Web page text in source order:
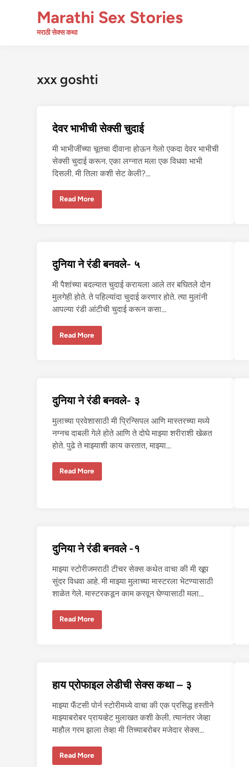
Marathi Sex Stories
मराठी सेक्स कथा
xxx goshti
देवर भाभीची सेक्सी चुदाई
मी भाभीजींच्या चूतचा दीवाना होऊन गेलो एकदा देवर भाभीची
सेक्सी चुदाई करून. एका लग्नात मला एक विधवा भाभी
दिसली. मी तिला कशी सेट केली?…
दे
चु
दा
ई
Read More
दुनिया ने रंडी बनवले- ५
मी पैशांच्या बदल्यात चुदाई करायला आले तर बघितले दोन
मुलगेही होते. ते पहिल्यांदा चुदाई करणार होते. त्या मुलांनी
आपल्या रंडी आंटीची चुदाई करून कसा…
दु
व
ले
-
Read More
दुनिया ने रंडी बनवले- ३
मुलाच्या प्रवेशासाठी मी प्रिन्सिपल आणि मास्तरच्या मध्ये
नग्नच दाबली गेले होते आणि ते दोघे माझ्या शरीराशी खेळत
होते. पुढे ते माझ्याशी काय करतात, माझ्या…
दु
-
३
Read More
दुनिया ने रंडी बनवले -१
माझ्या स्टोरीजमराठी टीचर सेक्स कथेत वाचा की मी खूप
सुंदर विधवा आहे. मी माझ्या मुलाच्या मास्टरला भेटण्यासाठी
शाळेत गेले. मास्टरकडून काम करवून घेण्यासाठी मला…
दु
ले
-
Read More
हाय प्रोफाइल लेडीची सेक्स कथा – ३
माझ्या फॅंटसी पोर्न स्टोरीमध्ये वाचा की एक प्रसिद्ध हस्तीने
माझ्याबरोबर प्रायव्हेट मुलाखत कशी केली. त्यानंतर जेव्हा
माहौल गरम झाला तेव्हा मी तिच्याबरोबर मजेदार सेक्स…
हा
Read More